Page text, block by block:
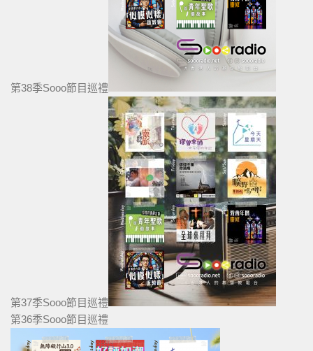
第38季Sooo節目巡禮
第37季Sooo節目巡禮
第36季Sooo節目巡禮